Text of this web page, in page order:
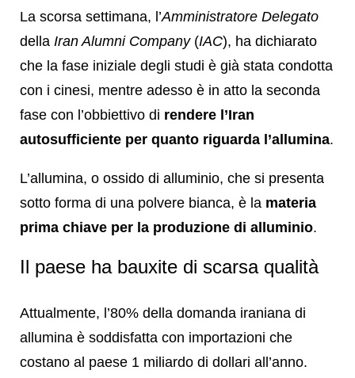
La scorsa settimana, l’Amministratore Delegato
della Iran Alumni Company(IAC), ha dichiarato
che la fase iniziale degli studi è già stata condotta
con i cinesi, mentre adesso è in atto la seconda
fase con l’obbiettivo di rendere l’Iran
autosufficiente per quanto riguarda l’allumina.
L’allumina, o ossido di alluminio, che si presenta
sotto forma di una polvere bianca, è la materia
prima chiave per la produzione di alluminio.
Il paese ha bauxite di scarsa qualità
Attualmente, l’80% della domanda iraniana di
allumina è soddisfatta con importazioni che
costano al paese 1 miliardo di dollari all’anno.